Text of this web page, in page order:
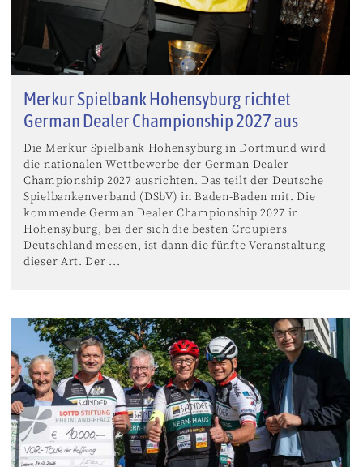
Merkur Spielbank Hohensyburg richtet
German Dealer Championship 2027 aus
Die Merkur Spielbank Hohensyburg in Dortmund wird
die nationalen Wettbewerbe der German Dealer
Championship 2027 ausrichten. Das teilt der Deutsche
Spielbankenverband (DSbV) in Baden-Baden mit. Die
kommende German Dealer Championship 2027 in
Hohensyburg, bei der sich die besten Croupiers
Deutschland messen, ist dann die fünfte Veranstaltung
dieser Art. Der ...